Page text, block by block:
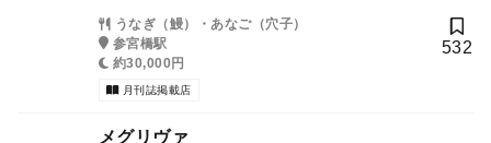
うなぎ（鰻）・あなご（穴子）
参宮橋駅
約30,000円
月刊誌掲載店
532
メグリヴァ